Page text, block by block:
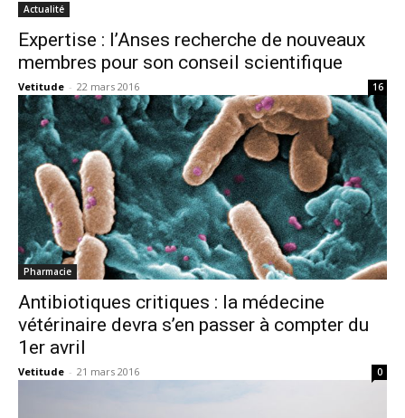
Actualité
Expertise : l’Anses recherche de nouveaux
membres pour son conseil scientifique
Vetitude - 22 mars 2016 16
Pharmacie
Antibiotiques critiques : la médecine
vétérinaire devra s’en passer à compter du
1er avril
Vetitude - 21 mars 2016 0